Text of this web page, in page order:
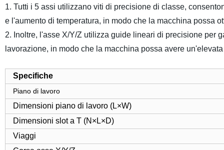
1. Tutti i 5 assi utilizzano viti di precisione di classe,
e l'aumento di temperatura, in modo che la macchina possa
2. Inoltre, l'asse X/Y/Z utilizza guide lineari di precisione per
lavorazione, in modo che la macchina possa avere
Specifiche
Piano di lavoro
Dimensioni piano di lavoro (L×W)
Dimensioni slot a T (N×L×D)
Viaggi